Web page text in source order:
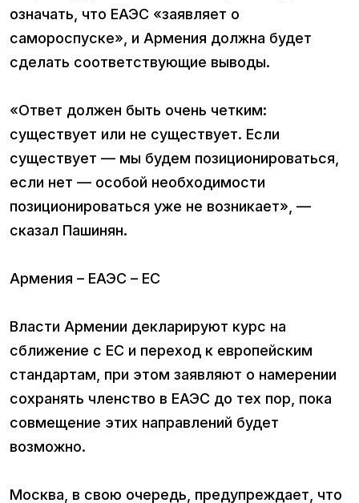
означать, что ЕАЭС «заявляет о
самороспуске», и Армения должна будет
сделать соответствующие выводы.
«Ответ должен быть очень четким:
существует или не существует. Если
существует — мы будем позиционироваться,
если нет — особой необходимости
позиционироваться уже не возникает», —
сказал Пашинян.
Армения – ЕАЭС – ЕС
Власти Армении декларируют курс на
сближение с ЕС и переход к европейским
стандартам, при этом заявляют о намерении
сохранять членство в ЕАЭС до тех пор, пока
совмещение этих направлений будет
возможно.
Москва, в свою очередь, предупреждает, что